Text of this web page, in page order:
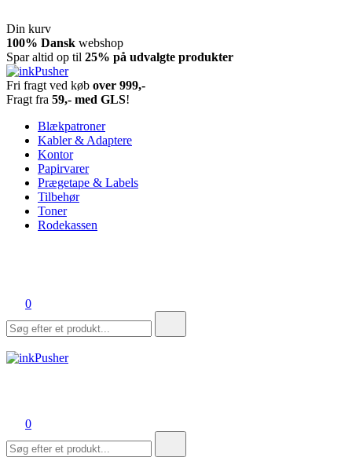
Din kurv
Spring
til
indhold
100% Dansk webshop
Spar altid op til 25% på udvalgte produkter
inkPusher
Leverandør af blækpatroner, kontor artikler og meget mere
Fri fragt ved køb over 999,-
Fragt fra 59,- med GLS!
Blækpatroner
Kabler & Adaptere
Kontor
Papirvarer
Prægetape & Labels
Tilbehør
Toner
Rodekassen
0
efter:
0
efter: